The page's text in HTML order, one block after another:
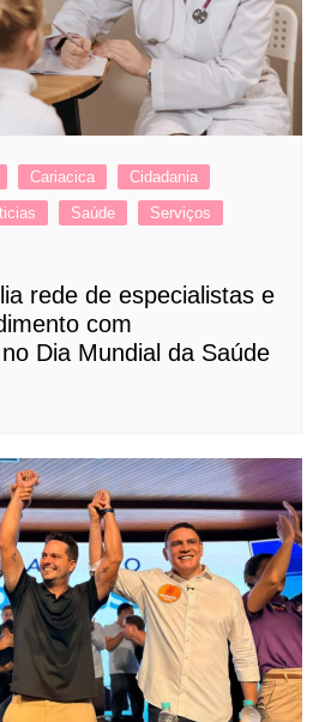
Cariacica
Cidadania
Saúde
Serviços
rede de especialistas e
com
Dia Mundial da Saúde